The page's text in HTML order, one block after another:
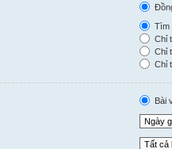
Tìm
Chỉ
Chỉ
Chỉ
Bài